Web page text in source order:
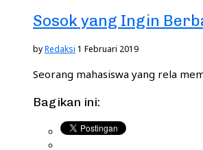
Sosok yang Ingin
byRedaksi 1 Februari 2019
Seorang mahasiswa yang rela
Bagikan ini: